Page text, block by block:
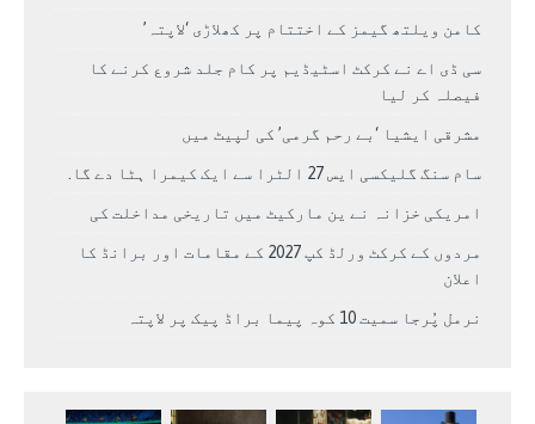
کامن ویلتھ گیمز کے اختتام پر کھلاڑی ‘لاپتہ’
سی ڈی اے نے کرکٹ اسٹیڈیم پر کام جلد شروع کرنے کا
فیصلہ کر لیا
مشرقی ایشیا ‘بے رحم گرمی’ کی لپیٹ میں
سام سنگ گلیکسی ایس 27 الٹرا سے ایک کیمرا ہٹا دے گا.
امریکی خزانہ نے ین مارکیٹ میں تاریخی مداخلت کی
مردوں کے کرکٹ ورلڈ کپ 2027 کے مقامات اور برانڈ کا
اعلان
نرمل پُرجا سمیت 10 کوہ پیما براڈ پیک پر لاپتہ